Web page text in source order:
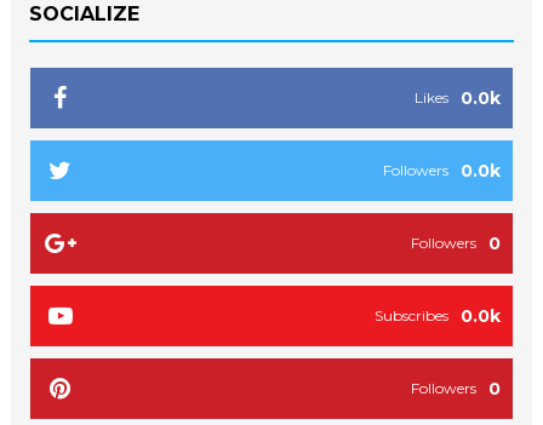
SOCIALIZE
0.0k
Likes
0.0k
Followers
0
Followers
0.0k
Subscribes
0
Followers